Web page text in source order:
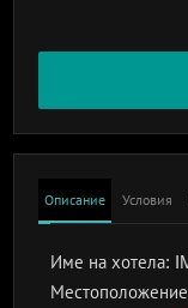
Описание Условия
Име на хотела: